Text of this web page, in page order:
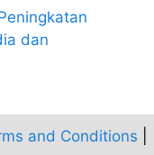
dan
and Conditions